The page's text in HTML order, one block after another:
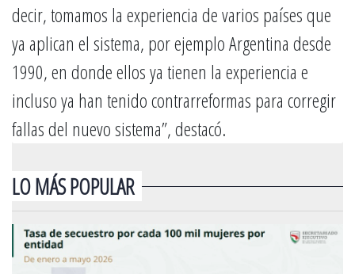
decir, tomamos la experiencia de varios países que
ya aplican el sistema, por ejemplo Argentina desde
1990, en donde ellos ya tienen la experiencia e
incluso ya han tenido contrarreformas para corregir
fallas del nuevo sistema”, destacó.
LO MÁS POPULAR